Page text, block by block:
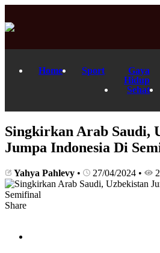
Home Sport
Gaya
Hidup
Sehat
Singkirkan Arab Saudi,
Jumpa Indonesia Di
Yahya Pahlevy • 27/04/2024 •
Share